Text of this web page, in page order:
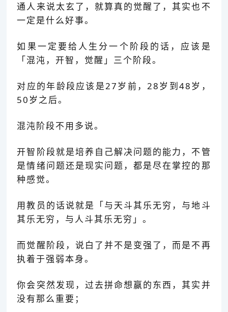
通人来说太玄了，就算真的觉醒了，其实也不
一定是什么好事。
如果一定要给人生分一个阶段的话，应该是
「混沌，开智，觉醒 」 三个阶段。
对应的年龄段应该是27岁前，28岁到48岁，
50岁之后。
混沌阶段不用多说。
开智阶段就是培养自己解决问题的能力，不管
是情绪问题还是现实问题，都是尽在掌控的那
种感觉。
用教员的话说就是「与天斗其乐无穷，与地斗
其乐无穷，与人斗其乐无穷 」。
而觉醒阶段，说白了并不是变强了，而是不再
执着于强弱本身。
你会突然发现，过去拼命想赢的东西，其实并
没有那么重要；